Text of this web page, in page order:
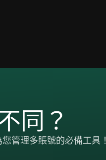
同？
管理多賬號的必備工具！